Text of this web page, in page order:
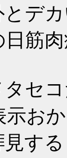
とデ
日筋
セ
示お
見す